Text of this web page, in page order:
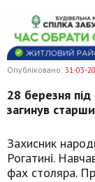
Опубліковано: 31-03-
28 березня
загинув
Захисник
Рогатині.
фах столяра.